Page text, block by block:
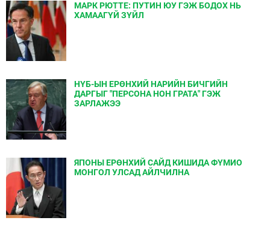
МАРК РЮТТЕ: ПУТИН ЮУ ГЭЖ БОДОХ НЬ
ХАМААГҮЙ ЗҮЙЛ
НҮБ-ЫН ЕРӨНХИЙ НАРИЙН БИЧГИЙН
ДАРГЫГ "ПЕРСОНА НОН ГРАТА" ГЭЖ
ЗАРЛАЖЭЭ
ЯПОНЫ ЕРӨНХИЙ САЙД КИШИДА ФҮМИО
МОНГОЛ УЛСАД АЙЛЧИЛНА